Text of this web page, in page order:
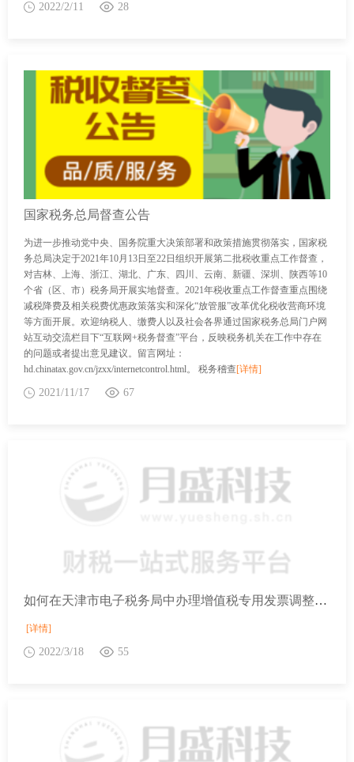
2022/2/11 28
国家税务总局督查公告
为进一步推动党中央、国务院重大决策部署和政策措施贯彻落实，国家税
务总局决定于2021年10月13日至22日组织开展第二批税收重点工作督查，
对吉林、上海、浙江、湖北、广东、四川、云南、新疆、深圳、陕西等10
个省（区、市）税务局开展实地督查。2021年税收重点工作督查重点围绕
减税降费及相关税费优惠政策落实和深化“放管服”改革优化税收营商环境
等方面开展。欢迎纳税人、缴费人以及社会各界通过国家税务总局门户网
站互动交流栏目下“互联网+税务督查”平台，反映税务机关在工作中存在
的问题或者提出意见建议。留言网址：
hd.chinatax.gov.cn/jzxx/internetcontrol.html。 税务稽查[详情]
2021/11/17 67
如何在天津市电子税务局中办理增值税专用发票调整最高开票限额（百万元版）？
[详情]
2022/3/18 55